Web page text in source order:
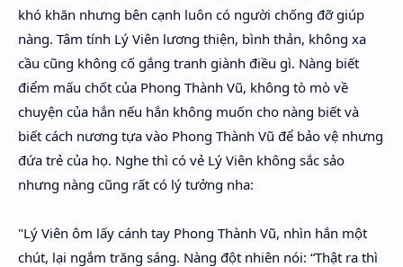
khó khăn nhưng bên cạnh luôn có người chống đỡ giúp
nàng. Tâm tính Lý Viên lương thiện, bình thản, không xa
cầu cũng không cố gắng tranh giành điều gì. Nàng biết
điểm mấu chốt của Phong Thành Vũ, không tò mò về
chuyện của hắn nếu hắn không muốn cho nàng biết và
biết cách nương tựa vào Phong Thành Vũ để bảo vệ nhưng
đứa trẻ của họ. Nghe thì có vẻ Lý Viên không sắc sảo
nhưng nàng cũng rất có lý tưởng nha:
"Lý Viên ôm lấy cánh tay Phong Thành Vũ, nhìn hắn một
chút, lại ngắm trăng sáng. Nàng đột nhiên nói: “Thật ra thì